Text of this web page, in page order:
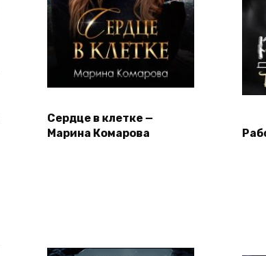
Сердце в клетке —
Марина Комарова